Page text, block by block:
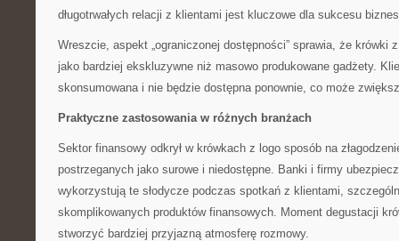
długotrwałych relacji z klientami jest kluczowe dla sukcesu
Wreszcie, aspekt „ograniczonej dostępności” sprawia, że krówki
jako bardziej ekskluzywne niż masowo produkowane gadżety.
skonsumowana i nie będzie dostępna ponownie, co może
Praktyczne zastosowania w różnych branżach
Sektor finansowy odkrył w krówkach z logo sposób na
postrzeganych jako surowe i niedostępne. Banki i firmy
wykorzystują te słodycze podczas spotkań z klientami,
skomplikowanych produktów finansowych. Moment degustacji
stworzyć bardziej przyjazną atmosferę rozmowy.